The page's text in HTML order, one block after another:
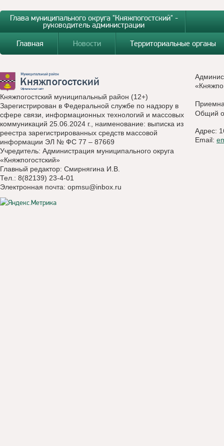
Глава муниципального округа "Княжпогостский" -
руководитель администрации
Главная
Новости Территориальные органы
Княжпогостский муниципальный район (12+)
Зарегистрирован в Федеральной службе по надзору в
сфере связи, информационных технологий и массовых
коммуникаций 25.06.2024 г., наименование: выписка из
реестра зарегистрированных средств массовой
информации ЭЛ № ФС 77 – 87669
Учредитель: Администрация муниципального округа
«Княжпогостский»
Главный редактор: Смирнягина И.В.
Тел.: 8(82139) 23-4-01
Электронная почта: opmsu@inbox.ru
Общий
Адрес:
Email: